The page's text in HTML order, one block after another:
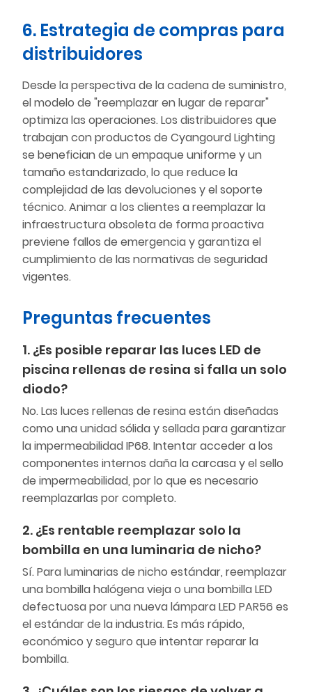
6. Estrategia de compras para
distribuidores
Desde la perspectiva de la cadena de suministro,
el modelo de "reemplazar en lugar de reparar"
optimiza las operaciones. Los distribuidores que
trabajan con productos de Cyangourd Lighting
se benefician de un empaque uniforme y un
tamaño estandarizado, lo que reduce la
complejidad de las devoluciones y el soporte
técnico. Animar a los clientes a reemplazar la
infraestructura obsoleta de forma proactiva
previene fallos de emergencia y garantiza el
cumplimiento de las normativas de seguridad
vigentes.
Preguntas frecuentes
1. ¿Es posible reparar las luces LED de
piscina rellenas de resina si falla un solo
diodo?
No. Las luces rellenas de resina están diseñadas
como una unidad sólida y sellada para garantizar
la impermeabilidad IP68. Intentar acceder a los
componentes internos daña la carcasa y el sello
de impermeabilidad, por lo que es necesario
reemplazarlas por completo.
2. ¿Es rentable reemplazar solo la
bombilla en una luminaria de nicho?
Sí. Para luminarias de nicho estándar, reemplazar
una bombilla halógena vieja o una bombilla LED
defectuosa por una nueva lámpara LED PAR56 es
el estándar de la industria. Es más rápido,
económico y seguro que intentar reparar la
bombilla.